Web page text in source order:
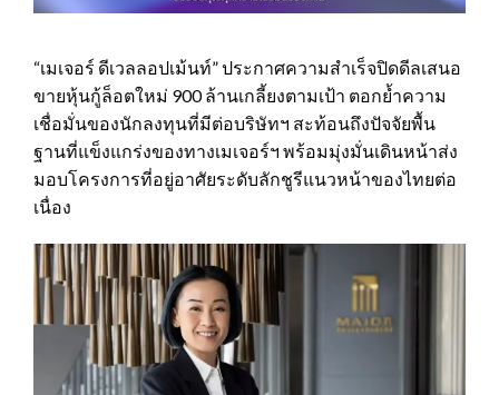
“เมเจอร์ ดีเวลลอปเม้นท์” ประกาศความสำเร็จปิดดีลเสนอ
ขายหุ้นกู้ล็อตใหม่ 900 ล้านเกลี้ยงตามเป้า ตอกย้ำความ
เชื่อมั่นของนักลงทุนที่มีต่อบริษัทฯ สะท้อนถึงปัจจัยพื้น
ฐานที่แข็งแกร่งของทางเมเจอร์ฯ พร้อมมุ่งมั่นเดินหน้าส่ง
มอบโครงการที่อยู่อาศัยระดับลักชูรีแนวหน้าของไทยต่อ
เนื่อง